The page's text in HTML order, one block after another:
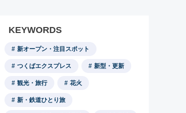
KEYWORDS
新オープン・注目スポット
つくばエクスプレス 新型・更新
観光・旅行 花火
新・鉄道ひとり旅